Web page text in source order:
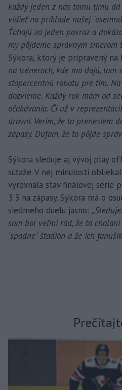
každý jeden z nás tomu tímu dá
vidieť na príklade našej
Ťahajú za jeden povraz a
my pôjdeme správnym smerom
Sýkora, ktorý je pripravený na
na tréneroch, kde ma dajú, tam
stopercentnú robotu pre tím.
dozvieme. Každý rok mám od
očakávania. Či už v
úrovni. Verím, že to prenesiem
zápasy. Dúfam, že to pôjde
Sýkora sleduje aj vývoj play
súťaže. V nej minulosti
vyrovnala stav finálovej série
3:3 na zápasy. Sýkora má o
siedmeho duelu jasno:
som bol veľmi rád, že to
´spadne´ štadión a že ich